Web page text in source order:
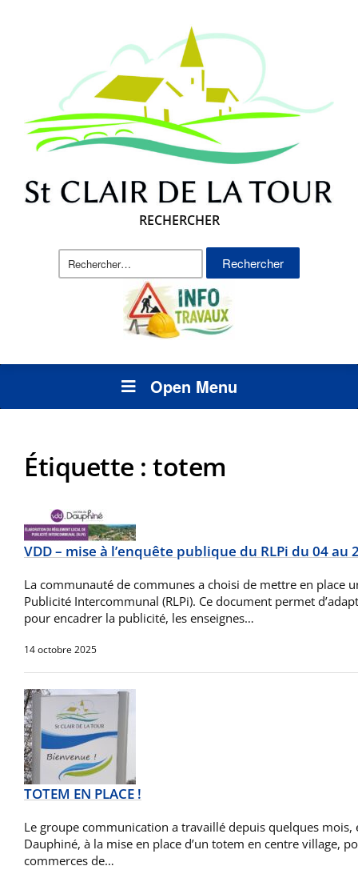
RECHERCHER
Rechercher :
Open Menu
Étiquette : totem
VDD – mise à l’enquête publique du RLPi du 04 au
La communauté de communes a choisi de mettre en place
Publicité Intercommunal (RLPi). Ce document permet
pour encadrer la publicité, les enseignes…
14 octobre 2025
TOTEM EN PLACE !
Le groupe communication a travaillé depuis quelques mois,
Dauphiné, à la mise en place d’un totem en centre village,
commerces de…